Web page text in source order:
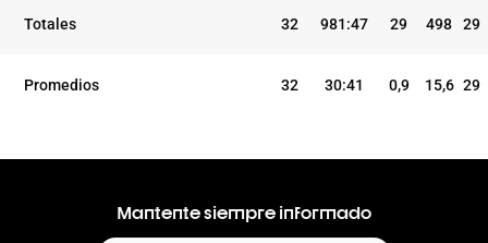
Totales 32 981:47 29 498 29
Promedios 32 30:41 0,9 15,6 29
Mantente siempre informado